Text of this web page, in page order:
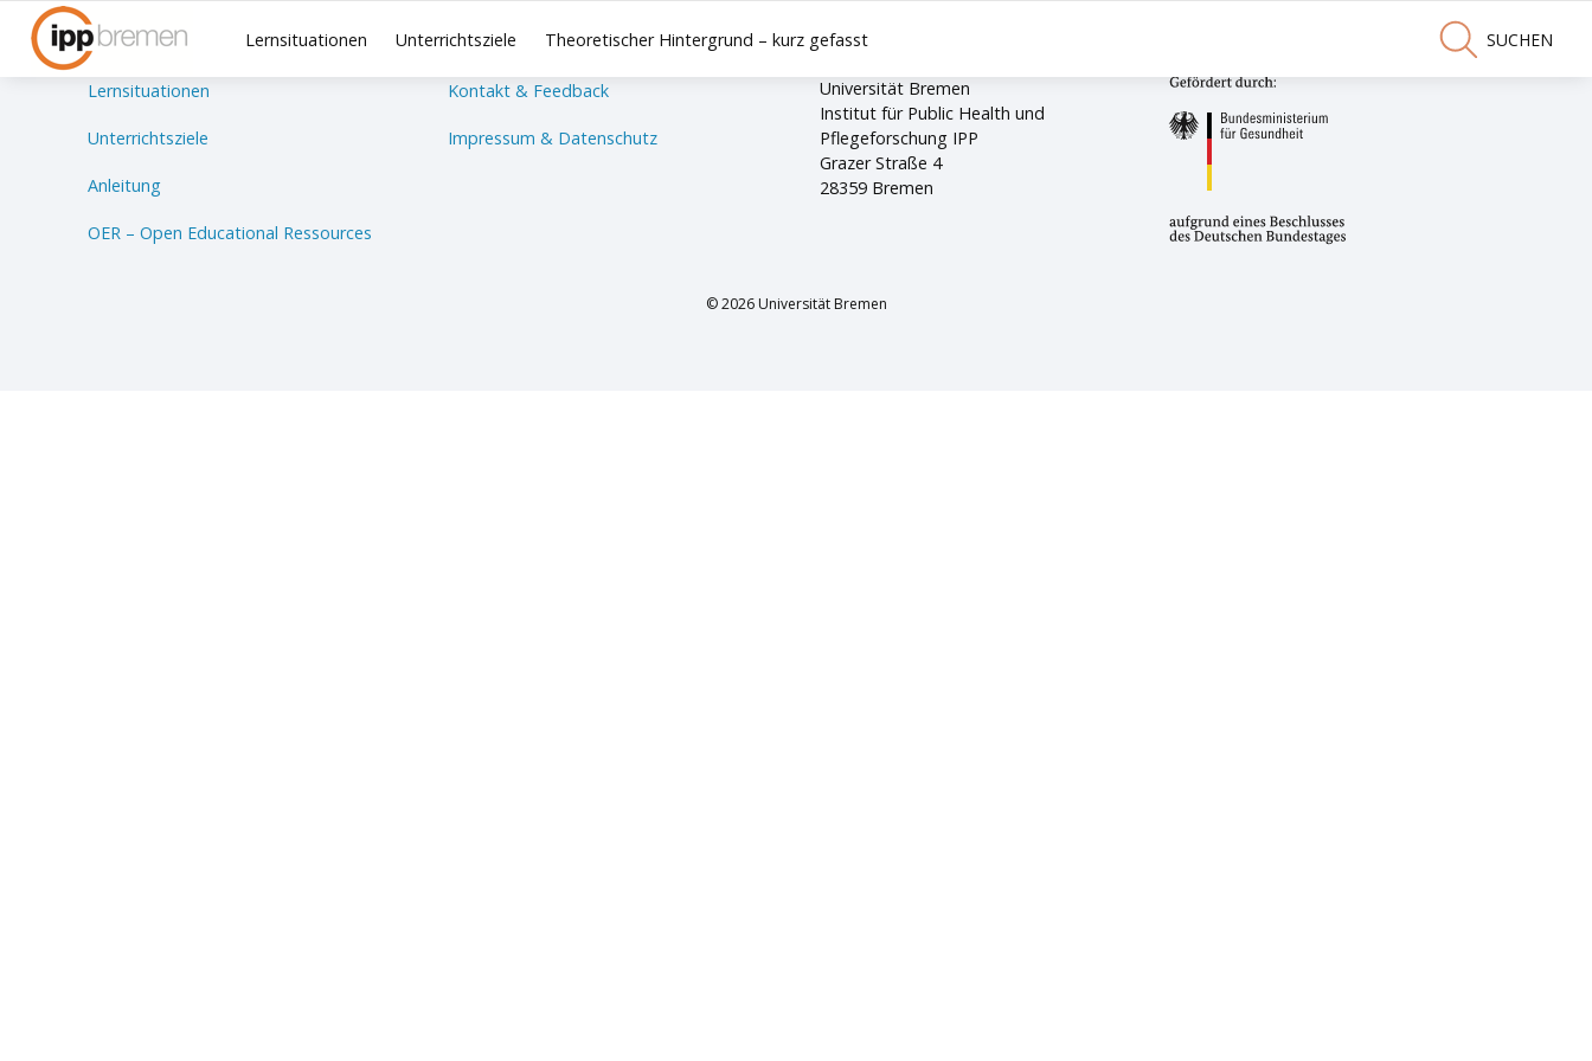
SUCHEN
Lernsituationen Unterrichtsziele Theoretischer Hintergrund – kurz gefasst
Lernsituationen
Unterrichtsziele
Anleitung
OER – Open Educational Ressources
Kontakt & Feedback
Impressum & Datenschutz
Universität Bremen
Institut für Public Health und
Pflegeforschung IPP
Grazer Straße 4
28359 Bremen
© 2026 Universität Bremen